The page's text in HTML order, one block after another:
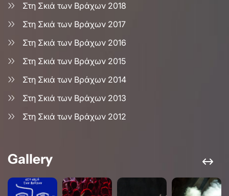
Στη Σκιά των Βράχων 2018
Στη Σκιά των Βράχων 2017
Στη Σκιά των Βράχων 2016
Στη Σκιά των Βράχων 2015
Στη Σκιά των Βράχων 2014
Στη Σκιά των Βράχων 2013
Στη Σκιά των Βράχων 2012
Gallery